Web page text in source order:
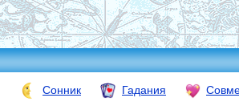
Сонник Гадания